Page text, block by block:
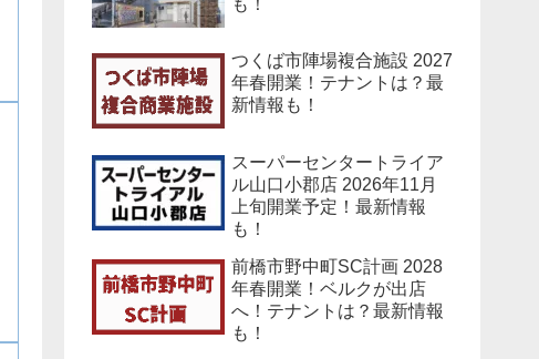
も！
つくば市陣場複合施設 2027
年春開業！テナントは？最
新情報も！
スーパーセンタートライア
ル山口小郡店 2026年11月
上旬開業予定！最新情報
も！
前橋市野中町SC計画 2028
年春開業！ベルクが出店
へ！テナントは？最新情報
も！